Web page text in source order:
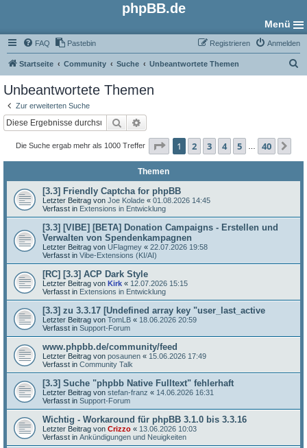
phpBB.de
Menü
FAQ Pastebin Anmelden
Registrieren
Startseite Community Suche Unbeantwortete Themen
Unbeantwortete Themen
Zur erweiterten Suche
Suche
Die Suche ergab mehr als 1000 Treffer Seite 1von 40
1 2 3 4 5 40
Themen
[3.3] Friendly Captcha for phpBB
Letzter Beitrag von Joe Kolade « 01.08.2026 14:45
Verfasst in Extensions in Entwicklung
[3.3] [VIBE] [BETA] Donation Campaigns - Erstellen und
Verwalten von Spendenkampagnen
Letzter Beitrag von UFlagmey « 22.07.2026 19:58
Verfasst in Vibe-Extensions (KI/AI)
[RC] [3.3] ACP Dark Style
Letzter Beitrag von Kirk « 12.07.2026 15:15
Verfasst in Extensions in Entwicklung
[3.3] zu 3.3.17 [Undefined array key "user_last_active
Letzter Beitrag von TomLB « 18.06.2026 20:59
Verfasst in Support-Forum
www.phpbb.de/community/feed
Letzter Beitrag von posaunen « 15.06.2026 17:49
Verfasst in Community Talk
[3.3] Suche "phpbb Native Fulltext" fehlerhaft
Letzter Beitrag von stefan-franz « 14.06.2026 16:31
Verfasst in Support-Forum
Wichtig - Workaround für phpBB 3.1.0 bis 3.3.16
Letzter Beitrag von Crizzo « 13.06.2026 10:03
Verfasst in Ankündigungen und Neuigkeiten